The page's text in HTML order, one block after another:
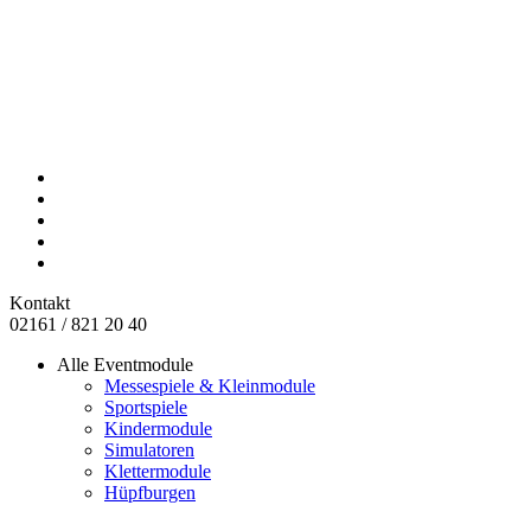
Kontakt
02161 / 821 20 40
Alle Eventmodule
Messespiele & Kleinmodule
Sportspiele
Kindermodule
Simulatoren
Klettermodule
Hüpfburgen